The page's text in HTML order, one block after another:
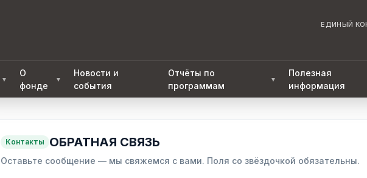
ЕДИНЫЙ
▼
О
фонде
▼
Новости и
события
Отчёты по
программам
▼
Полезная
информация
Контакты ОБРАТНАЯ СВЯЗЬ
Оставьте сообщение — мы свяжемся с вами. Поля со звёздочкой обязательны.